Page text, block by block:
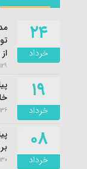
۲۴
خرداد
129 بازدید
۱۹
خرداد 136 بازدید
۰۸
خرداد 130 بازدید